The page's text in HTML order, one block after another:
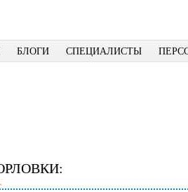
БЛОГИ СПЕЦИАЛИСТЫ